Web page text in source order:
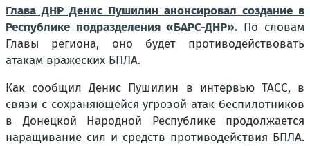
Глава ДНР Денис Пушилин анонсировал создание в
Республике подразделения «БАРС-ДНР». По словам
Главы региона, оно будет противодействовать
атакам вражеских БПЛА.
Как сообщил Денис Пушилин в интервью ТАСС, в
связи с сохраняющейся угрозой атак беспилотников
в Донецкой Народной Республике продолжается
наращивание сил и средств противодействия БПЛА.